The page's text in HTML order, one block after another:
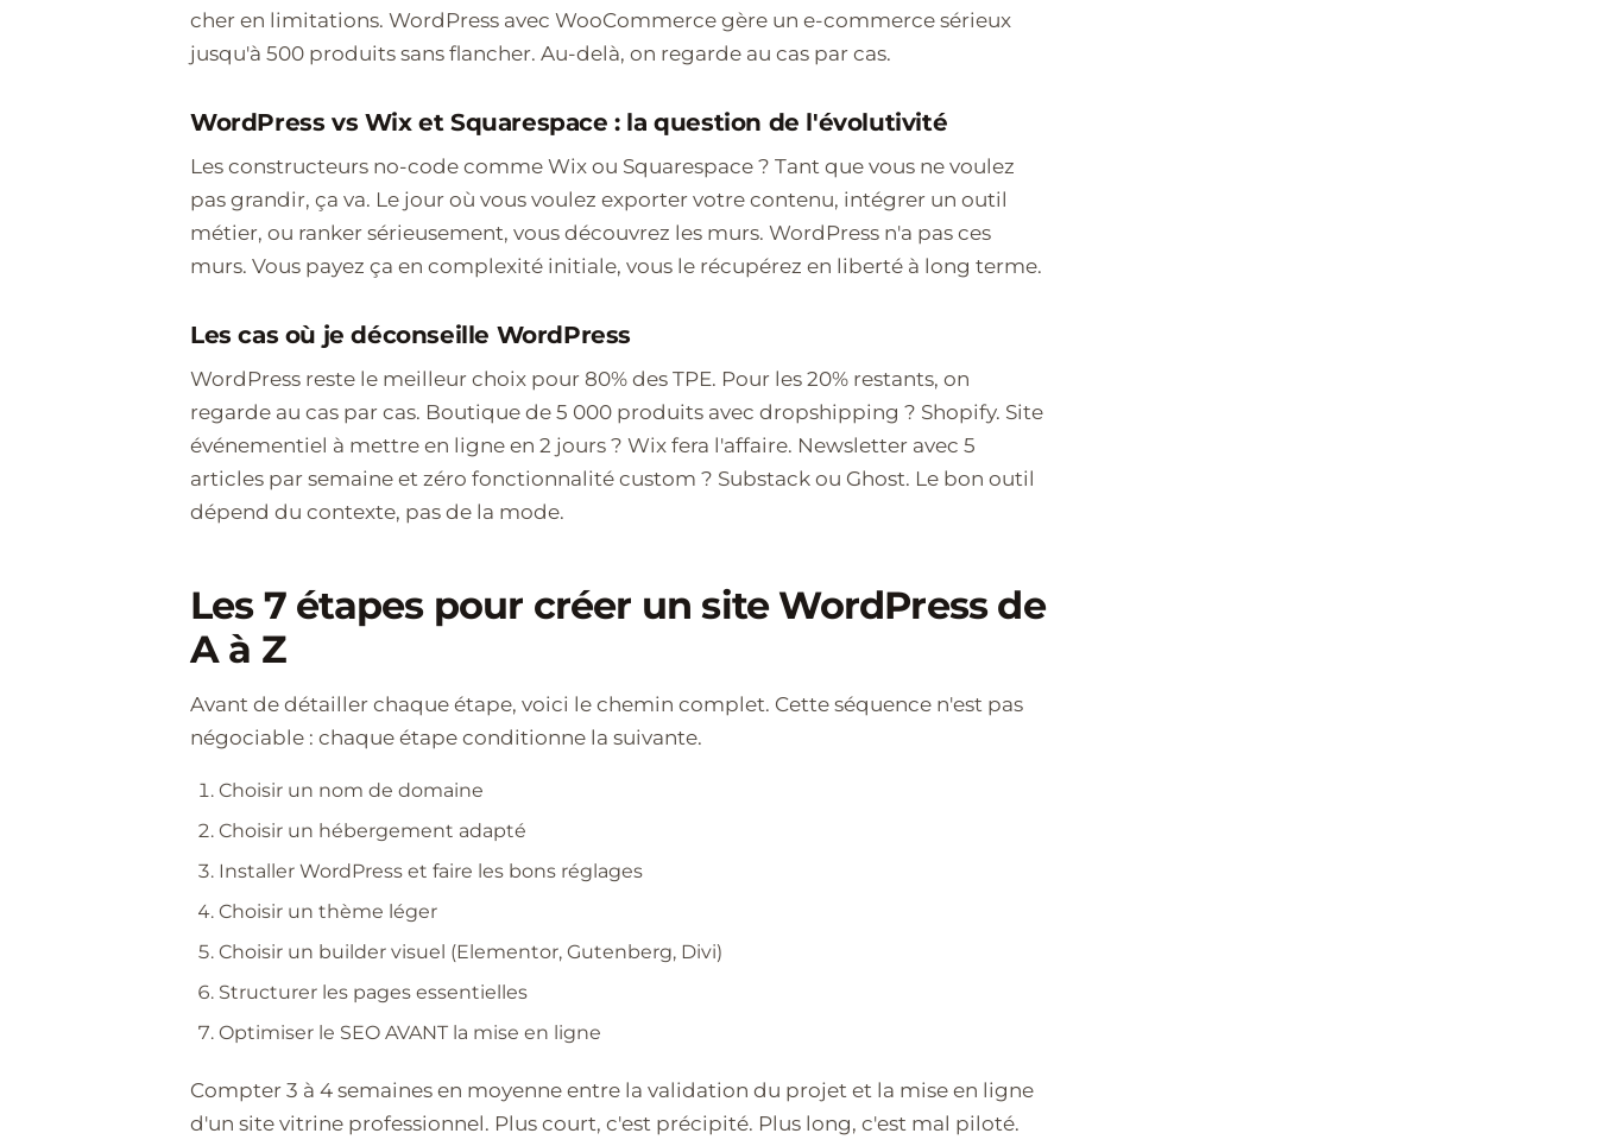
cher en limitations. WordPress avec WooCommerce gère un e-commerce sérieux
jusqu'à 500 produits sans flancher. Au-delà, on regarde au cas par cas.
WordPress vs Wix et Squarespace : la question de l'évolutivité
Les constructeurs no-code comme Wix ou Squarespace ? Tant que vous ne voulez
pas grandir, ça va. Le jour où vous voulez exporter votre contenu, intégrer un outil
métier, ou ranker sérieusement, vous découvrez les murs. WordPress n'a pas ces
murs. Vous payez ça en complexité initiale, vous le récupérez en liberté à long terme.
Les cas où je déconseille WordPress
WordPress reste le meilleur choix pour 80% des TPE. Pour les 20% restants, on
regarde au cas par cas. Boutique de 5 000 produits avec dropshipping ? Shopify. Site
événementiel à mettre en ligne en 2 jours ? Wix fera l'affaire. Newsletter avec 5
articles par semaine et zéro fonctionnalité custom ? Substack ou Ghost. Le bon outil
dépend du contexte, pas de la mode.
Les 7 étapes pour créer un site WordPress de
A à Z
Avant de détailler chaque étape, voici le chemin complet. Cette séquence n'est pas
négociable : chaque étape conditionne la suivante.
Choisir un nom de domaine
Choisir un hébergement adapté
Installer WordPress et faire les bons réglages
Choisir un thème léger
Choisir un builder visuel (Elementor, Gutenberg, Divi)
Structurer les pages essentielles
Optimiser le SEO AVANT la mise en ligne
Compter 3 à 4 semaines en moyenne entre la validation du projet et la mise en ligne
d'un site vitrine professionnel. Plus court, c'est précipité. Plus long, c'est mal piloté.